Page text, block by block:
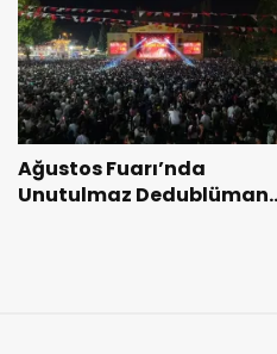
Ağustos Fuarı’nda
Unutulmaz Dedublüman